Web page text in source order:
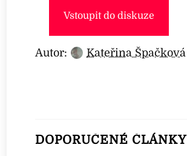
Vstoupit do diskuze
Autor: Kateřina Špačková
DOPORUČENÉ ČLÁNKY